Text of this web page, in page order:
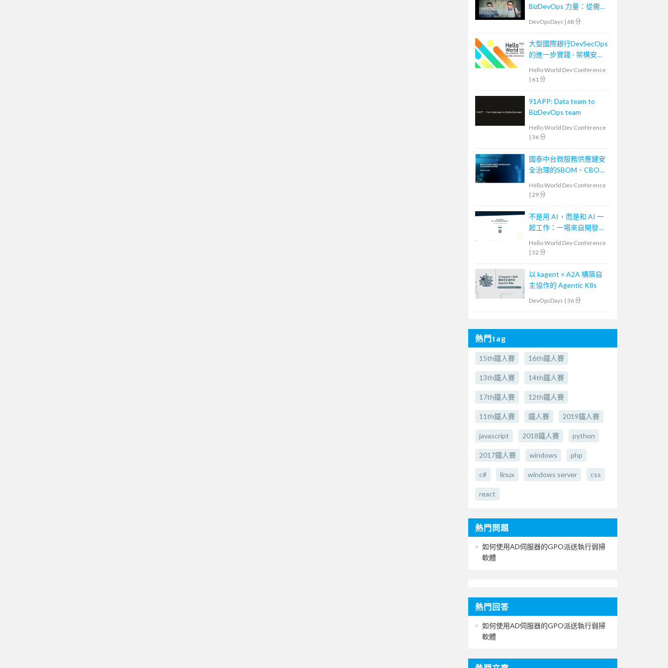
BizDevOps 力量：從需求
轉換到團隊內外溝通
DevOpsDays | 68 分
大型國際銀行DevSecOps
的進一步實踐 - 架構安全
Hello World Dev Conference
| 61 分
91APP: Data team to
BizDevOps team
Hello World Dev Conference
| 36 分
國泰中台微服務供應鏈安
全治理的SBOM、CBOM
Hello World Dev Conference
| 29 分
不是用 AI，而是和 AI 一
起工作：一場來自開發現
Hello World Dev Conference
| 32 分
以 kagent × A2A 構築自
主協作的 Agentic K8s
DevOpsDays | 36 分
熱門tag
15th鐵人賽 16th鐵人賽
13th鐵人賽 14th鐵人賽
17th鐵人賽 12th鐵人賽
11th鐵人賽 鐵人賽 2019鐵人賽
javascript 2018鐵人賽 python
2017鐵人賽 windows php
c# linux windows server css
react
熱門問題
如何使用AD伺服器的GPO派送執行弱掃
軟體
熱門回答
如何使用AD伺服器的GPO派送執行弱掃
軟體